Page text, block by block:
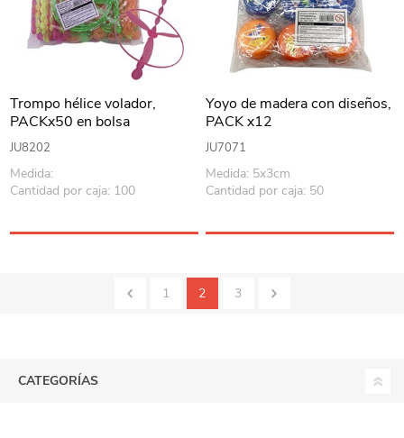
Trompo hélice volador,
PACKx50 en bolsa
JU8202
Medida:
Cantidad por caja: 100
Yoyo de madera con diseños,
PACK x12
JU7071
Medida: 5x3cm
Cantidad por caja: 50
1 2 3
CATEGORÍAS